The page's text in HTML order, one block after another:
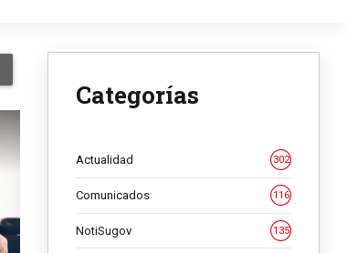
Categorías
Actualidad 302
Comunicados 116
NotiSugov 135